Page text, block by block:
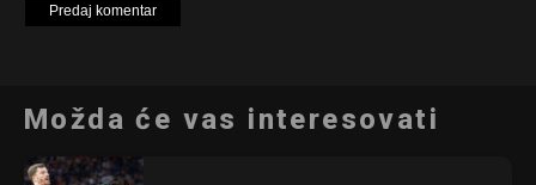
Možda će vas interesovati